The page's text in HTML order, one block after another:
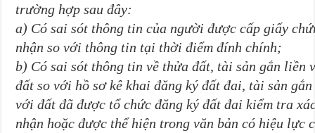
trường hợp sau đây:
a) Có sai sót thông tin của người được cấp giấy
nhận so với thông tin tại thời điểm đính chính;
b) Có sai sót thông tin về thửa đất, tài sản gắn liền
đất so với hồ sơ kê khai đăng ký đất đai, tài sản
với đất đã được tổ chức đăng ký đất đai kiểm tra
nhận hoặc được thể hiện trong văn bản có hiệu lực